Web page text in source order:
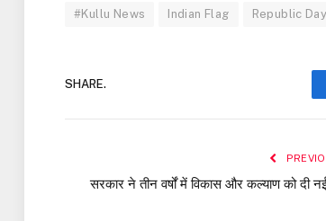
#Kullu News Indian Flag Republic Day
SHARE.
सरकार ने तीन वर्षों में विकास और कल्याण को दी नई